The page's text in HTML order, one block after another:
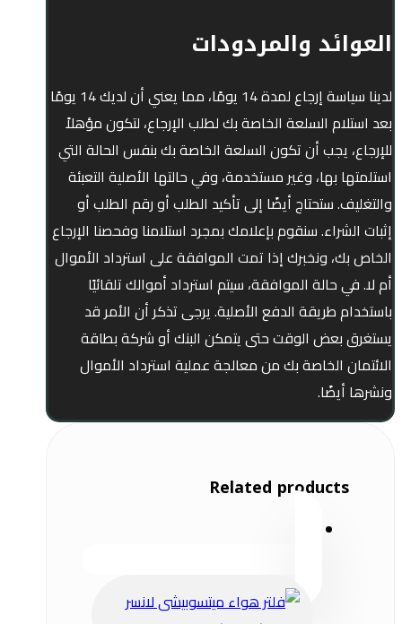
العوائد والمردودات
لدينا سياسة إرجاع لمدة 14 يومًا، مما يعني أن لديك 14 يومًا
بعد استلام السلعة الخاصة بك لطلب الإرجاع، لتكون مؤهلاً
للإرجاع، يجب أن تكون السلعة الخاصة بك بنفس الحالة التي
استلمتها بها، وغير مستخدمة، وفي حالتها الأصلية التعبئة
والتغليف. ستحتاج أيضًا إلى تأكيد الطلب أو رقم الطلب أو
إثبات الشراء. سنقوم بإعلامك بمجرد استلامنا وفحصنا الإرجاع
الخاص بك، ونخبرك إذا تمت الموافقة على استرداد الأموال
أم لا. في حالة الموافقة، سيتم استرداد أموالك تلقائيًا
باستخدام طريقة الدفع الأصلية. يرجى تذكر أن الأمر قد
يستغرق بعض الوقت حتى يتمكن البنك أو شركة بطاقة
الائتمان الخاصة بك من معالجة عملية استرداد الأموال
ونشرها أيضًا.
Related products